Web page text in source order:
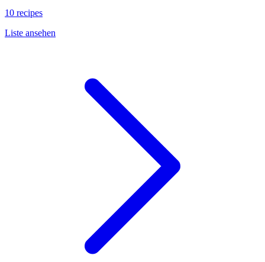
10 recipes
Liste ansehen